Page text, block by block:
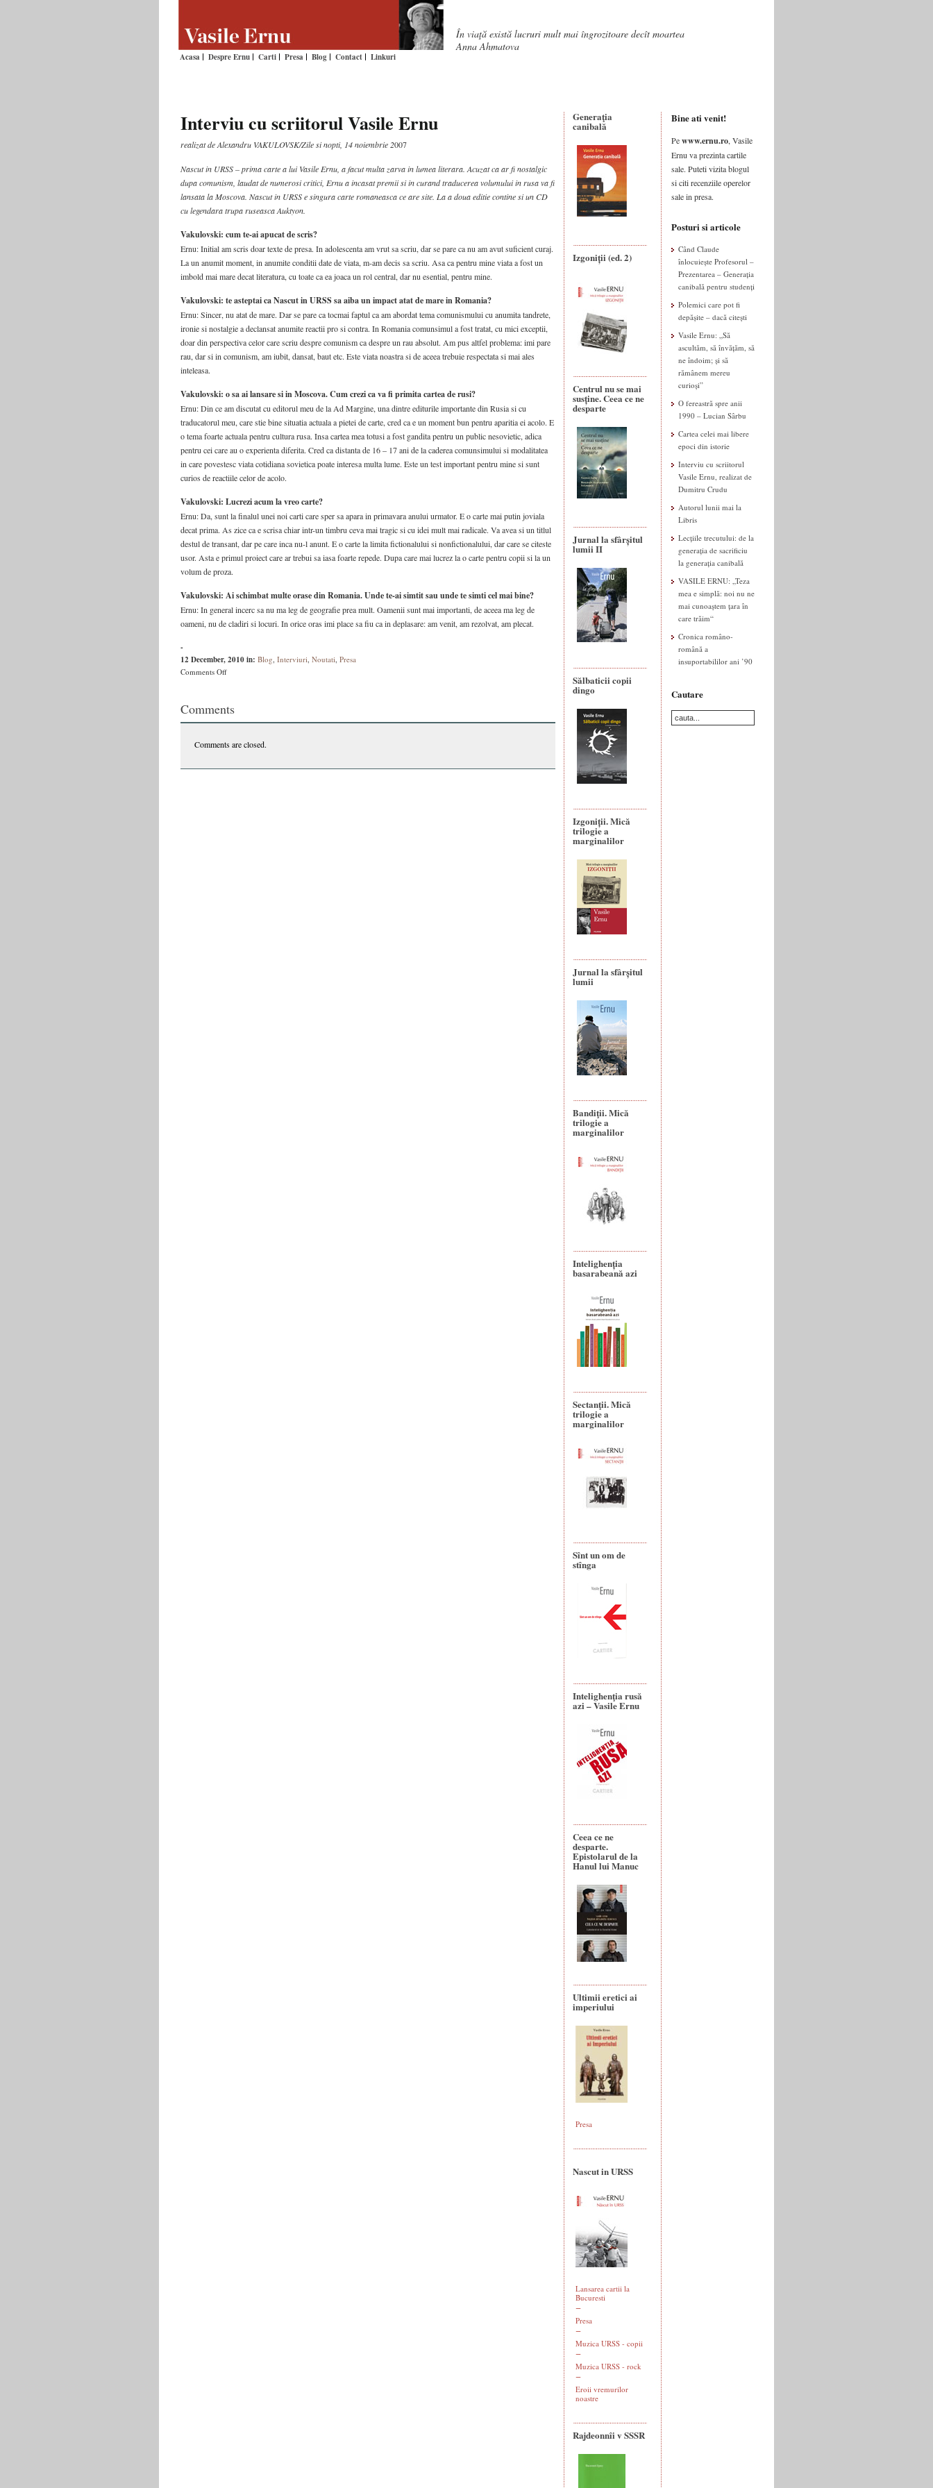
Acasa Despre Ernu Carti Presa Blog Contact Linkuri
În viaţă există lucruri mult mai îngrozitoare decît moartea
Anna Ahmatova
Interviu cu scriitorul Vasile Ernu
realizat de Alexandru VAKULOVSK/Zile si nopti, 14 noiembrie 2007
Nascut in URSS – prima carte a lui Vasile Ernu, a facut multa zarva in lumea literara. Acuzat ca ar fi nostalgic
dupa comunism, laudat de numerosi critici, Ernu a incasat premii si in curand traducerea volumului in rusa va fi
lansata la Moscova. Nascut in URSS e singura carte romaneasca ce are site. La a doua editie contine si un CD
cu legendara trupa ruseasca Auktyon.
Vakulovski: cum te-ai apucat de scris?
Ernu: Initial am scris doar texte de presa. In adolescenta am vrut sa scriu, dar se pare ca nu am avut suficient curaj.
La un anumit moment, in anumite conditii date de viata, m-am decis sa scriu. Asa ca pentru mine viata a fost un
imbold mai mare decat literatura, cu toate ca ea joaca un rol central, dar nu esential, pentru mine.
Vakulovski: te asteptai ca Nascut in URSS sa aiba un impact atat de mare in Romania?
Ernu: Sincer, nu atat de mare. Dar se pare ca tocmai faptul ca am abordat tema comunismului cu anumita tandrete,
ironie si nostalgie a declansat anumite reactii pro si contra. In Romania comunsimul a fost tratat, cu mici exceptii,
doar din perspectiva celor care scriu despre comunism ca despre un rau absolut. Am pus altfel problema: imi pare
rau, dar si in comunism, am iubit, dansat, baut etc. Este viata noastra si de aceea trebuie respectata si mai ales
inteleasa.
Vakulovski: o sa ai lansare si in Moscova. Cum crezi ca va fi primita cartea de rusi?
Ernu: Din ce am discutat cu editorul meu de la Ad Margine, una dintre editurile importante din Rusia si cu
traducatorul meu, care stie bine situatia actuala a pietei de carte, cred ca e un moment bun pentru aparitia ei acolo. E
o tema foarte actuala pentru cultura rusa. Insa cartea mea totusi a fost gandita pentru un public nesovietic, adica
pentru cei care au o experienta diferita. Cred ca distanta de 16 – 17 ani de la caderea comunsimului si modalitatea
in care povestesc viata cotidiana sovietica poate interesa multa lume. Este un test important pentru mine si sunt
curios de reactiile celor de acolo.
Vakulovski: Lucrezi acum la vreo carte?
Ernu: Da, sunt la finalul unei noi carti care sper sa apara in primavara anului urmator. E o carte mai putin joviala
decat prima. As zice ca e scrisa chiar intr-un timbru ceva mai tragic si cu idei mult mai radicale. Va avea si un titlul
destul de transant, dar pe care inca nu-l anunt. E o carte la limita fictionalului si nonfictionalului, dar care se citeste
usor. Asta e primul proiect care ar trebui sa iasa foarte repede. Dupa care mai lucrez la o carte pentru copii si la un
volum de proza.
Vakulovski: Ai schimbat multe orase din Romania. Unde te-ai simtit sau unde te simti cel mai bine?
Ernu: In general incerc sa nu ma leg de geografie prea mult. Oamenii sunt mai importanti, de aceea ma leg de
oameni, nu de cladiri si locuri. In orice oras imi place sa fiu ca in deplasare: am venit, am rezolvat, am plecat.
-
12 December, 2010in: Blog, Interviuri, Noutati, Presa
Comments Offon
scriitorul
Vasile
Comments
Comments are closed.
Generaţia
canibală
Izgoniții (ed. 2)
Centrul nu se mai
susține. Ceea ce ne
desparte
Jurnal la sfârșitul
lumii II
Sălbaticii copii
dingo
Izgoniții. Mică
trilogie a
marginalilor
Jurnal la sfârșitul
lumii
Bandiţii. Mică
trilogie a
marginalilor
Intelighenția
basarabeană azi
Sectanţii. Mică
trilogie a
marginalilor
Sînt un om de
stînga
Intelighenţia rusă
azi – Vasile Ernu
Ceea ce ne
desparte.
Epistolarul de la
Hanul lui Manuc
Ultimii eretici ai
imperiului
Presa
Nascut in URSS
Lansarea cartii la
Bucuresti
Presa
Muzica URSS - copii
Muzica URSS - rock
Eroii vremurilor
noastre
Rajdeonnîi v SSSR
Bine ati venit!
Pewww.ernu.ro, Vasile
Ernu va prezinta cartile
sale. Puteti vizita blogul
si citi recenziile operelor
sale in presa.
Posturi si articole
Când Claude
înlocuiește Profesorul –
Prezentarea – Generația
canibală pentru studenți
Polemici care pot fi
depășite – dacă citești
Vasile Ernu: „Să
ascultăm, să învățăm, să
ne îndoim; și să
rămânem mereu
curioși”
O fereastră spre anii
1990 – Lucian Sârbu
Cartea celei mai libere
epoci din istorie
Interviu cu scriitorul
Vasile Ernu, realizat de
Dumitru Crudu
Autorul lunii mai la
Libris
Lecțiile trecutului: de la
generația de sacrificiu
la generația canibală
VASILE ERNU: „Teza
mea e simplă: noi nu ne
mai cunoaștem țara în
care trăim“
Cronica româno-
română a
insuportabililor ani ’90
Cautare